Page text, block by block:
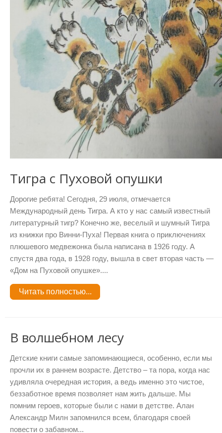
Тигра с Пуховой опушки
Дорогие ребята! Сегодня, 29 июля, отмечается
Международный день Тигра. А кто у нас самый известный
литературный тигр? Конечно же, веселый и шумный Тигра
из книжки про Винни-Пуха! Первая книга о приключениях
плюшевого медвежонка была написана в 1926 году. А
спустя два года, в 1928 году, вышла в свет вторая часть —
«Дом на Пуховой опушке»....
Читать полностью...
В волшебном лесу
Детские книги самые запоминающиеся, особенно, если мы
прочли их в раннем возрасте. Детство – та пора, когда нас
удивляла очередная история, а ведь именно это чистое,
беззаботное время позволяет нам жить дальше. Мы
помним героев, которые были с нами в детстве. Алан
Александр Милн запомнился всем, благодаря своей
повести о забавном...